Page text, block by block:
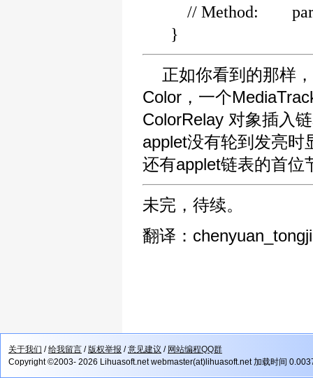
// Method:
}
正如你看到的那样，
Color，一个
ColorRelay 对象插入
applet没有轮到发亮时
还有applet链表的首位
未完，待续。
翻译：
关于我们 /给我留言 /版权举报 /意见建议 / 网站编程QQ群
Copyright ©2003- 2026 Lihuasoft.net webmaster(at)lihuasoft.net 加载时间